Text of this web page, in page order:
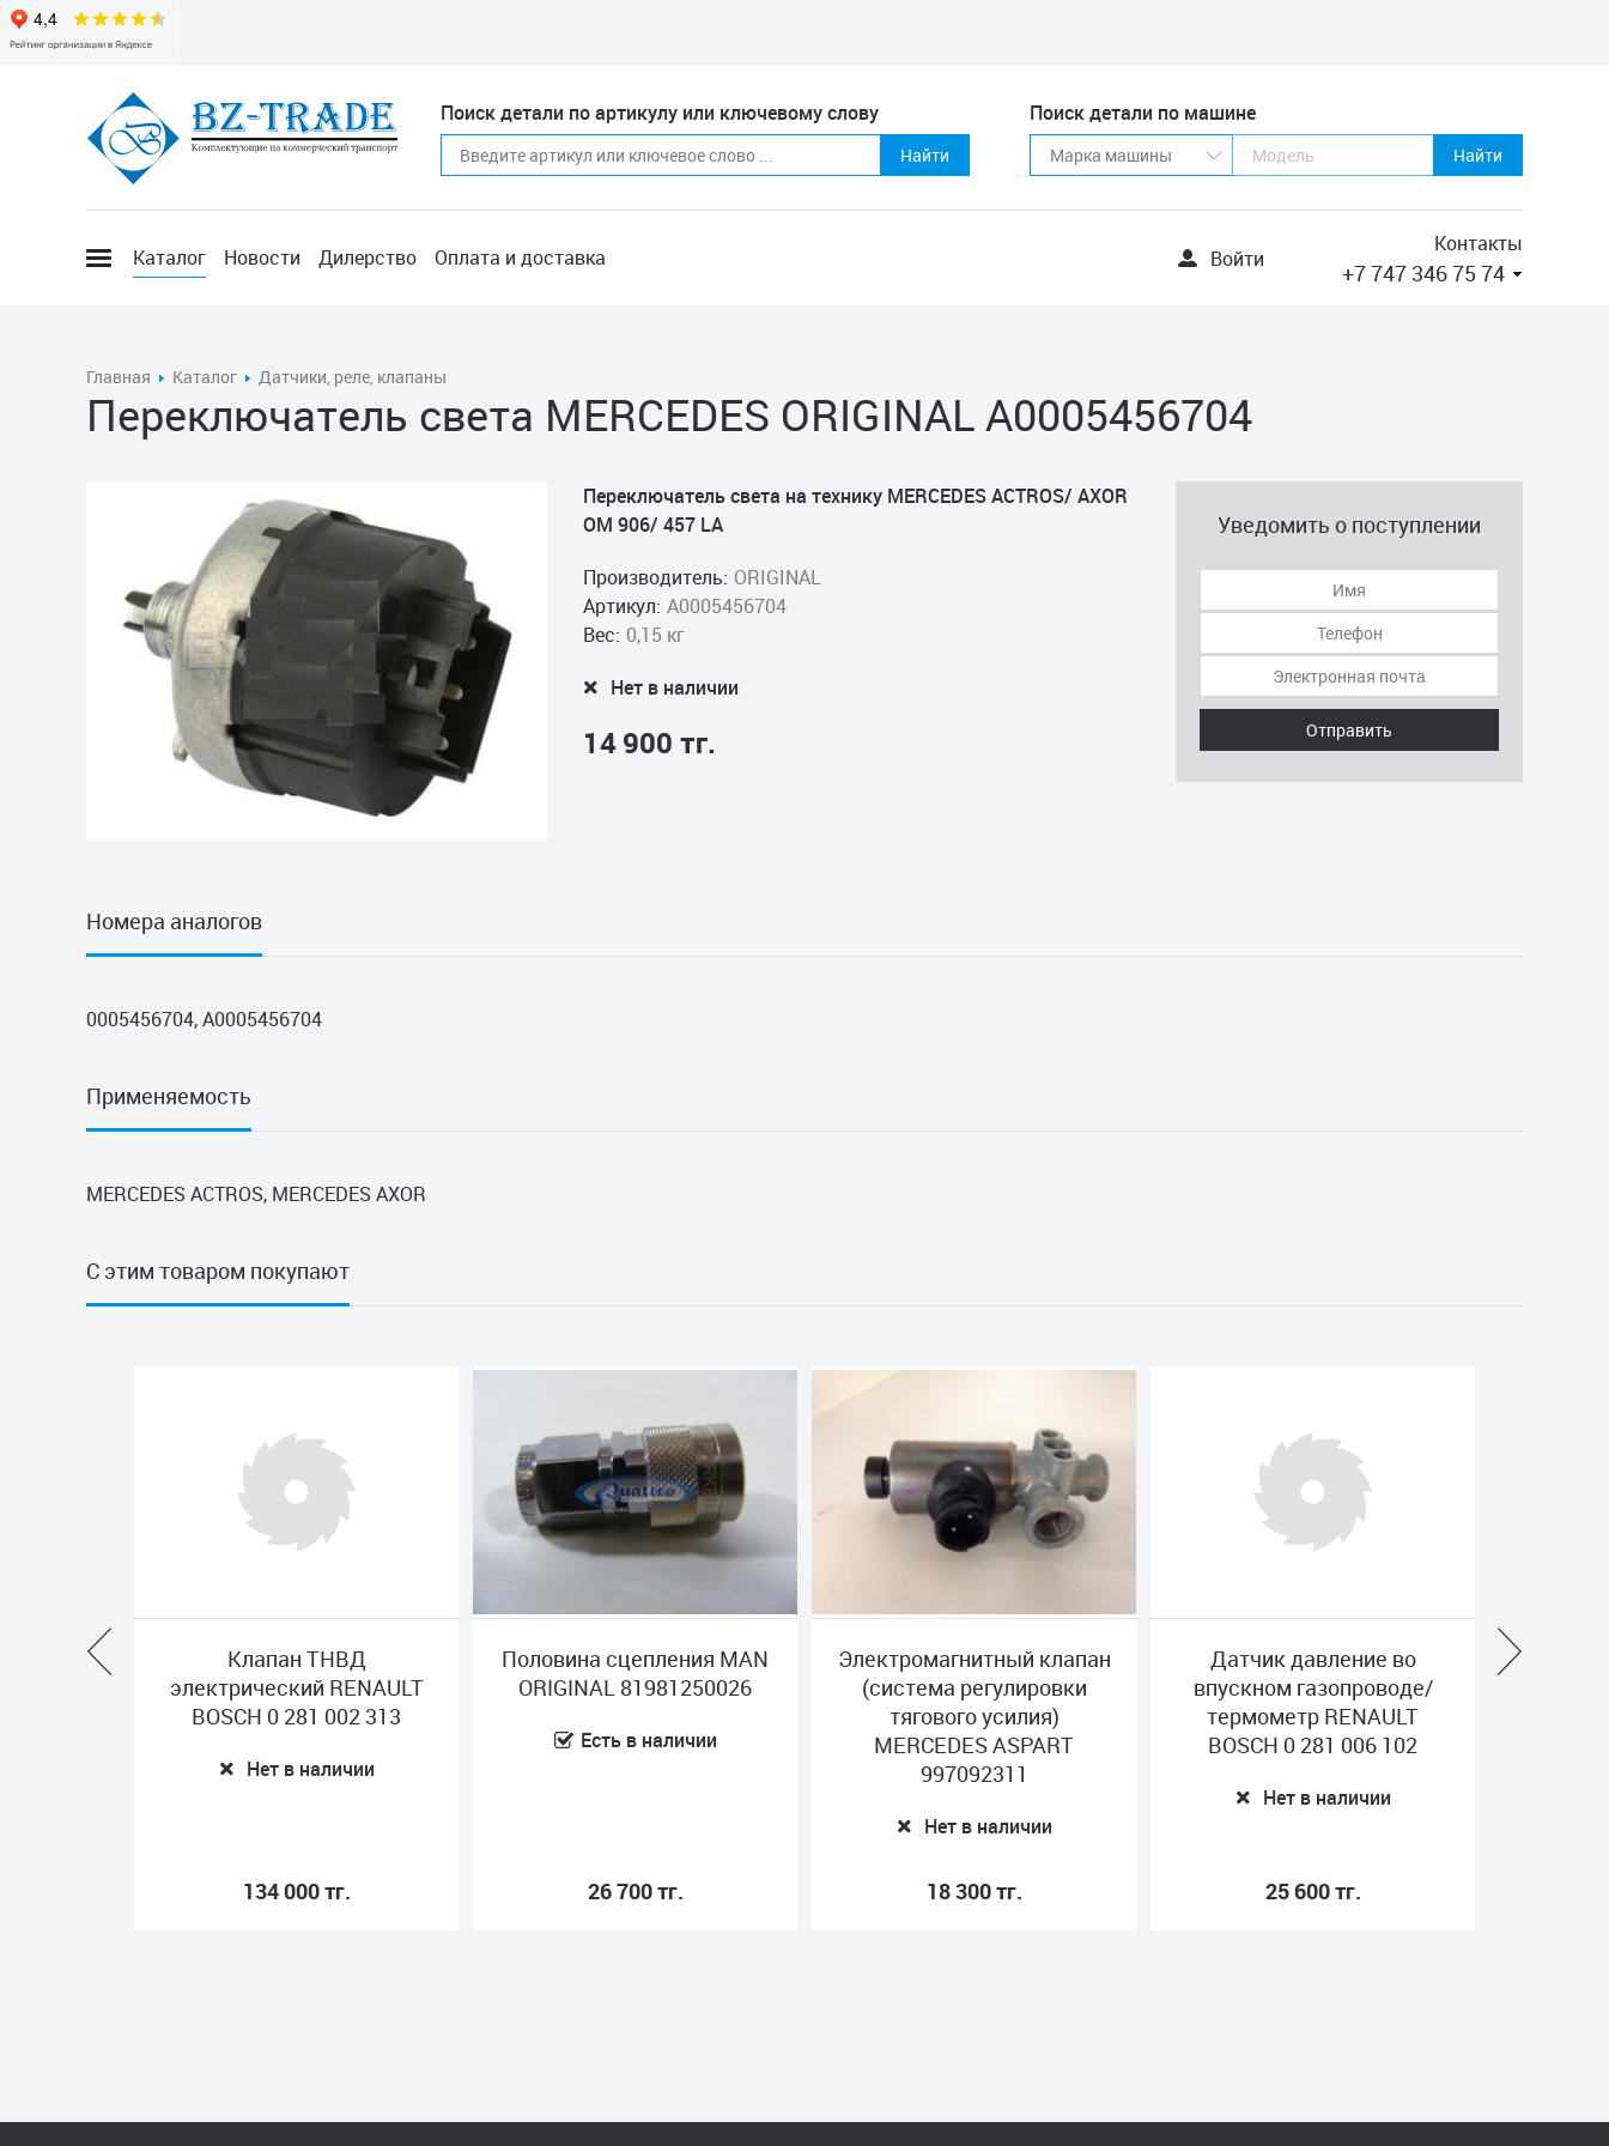
Поиск детали по артикулу или ключевому слову
Найти
Поиск детали по машине
Найти
Каталог Новости Дилерство Оплата и доставка Войти
Контакты
+7 747 346 75 74
Главная Каталог Датчики, реле, клапаны
Переключатель света MERCEDES ORIGINAL A0005456704
Переключатель света на технику MERCEDES ACTROS/ AXOR
OM 906/ 457 LA
Производитель: ORIGINAL
Артикул: A0005456704
Вес: 0,15 кг
Нет в наличии
14 900 тг.
Уведомить о поступлении
Отправить
Номера аналогов
0005456704, A0005456704
Применяемость
MERCEDES ACTROS, MERCEDES AXOR
С этим товаром покупают
Клапан ТНВД
электрический RENAULT
BOSCH 0 281 002 313
Нет в наличии
134 000 тг.
Половина сцепления MAN
ORIGINAL 81981250026
Есть в наличии
26 700 тг.
Электромагнитный клапан
(система регулировки
тягового усилия)
MERCEDES ASPART
997092311
Нет в наличии
18 300 тг.
Датчик давление во
впускном газопроводе/
термометр RENAULT
BOSCH 0 281 006 102
Нет в наличии
25 600 тг.